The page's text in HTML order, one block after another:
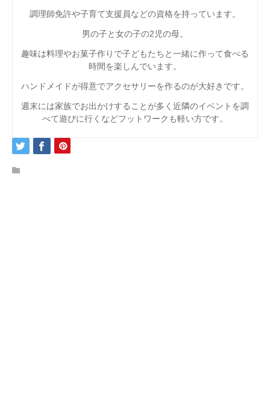
調理師免許や子育て支援員などの資格を持っています。
男の子と女の子の2児の母。
趣味は料理やお菓子作りで子どもたちと一緒に作って食べる
時間を楽しんでいます。
ハンドメイドが得意でアクセサリーを作るのが大好きです。
週末には家族でお出かけすることが多く近隣のイベントを調
べて遊びに行くなどフットワークも軽い方です。